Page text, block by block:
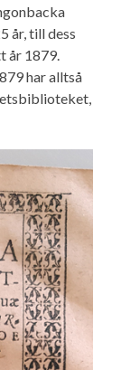
år, till dess
år 1879.
har alltså